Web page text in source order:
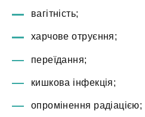
вагітність;
харчове отруєння;
переїдання;
кишкова інфекція;
опромінення радіацією;